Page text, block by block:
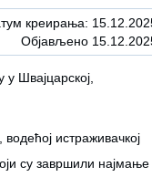
креирања:
Објављено
Швајцарској,
истраживачкој
су завршили најмање